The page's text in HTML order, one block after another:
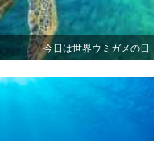
今日は世界ウミガメの日